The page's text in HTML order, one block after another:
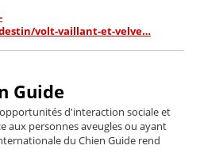
volt-vaillant-et-velve…
Guide
d'interaction sociale et
aux personnes aveugles ou ayant
du Chien Guide rend